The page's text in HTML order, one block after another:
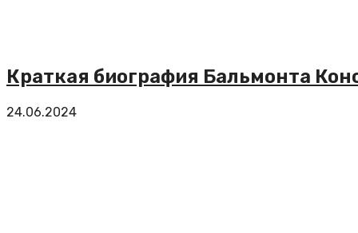
Краткая биография Бальмонта
24.06.2024